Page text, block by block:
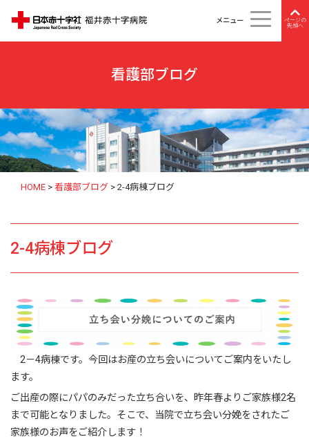
メニュー
ページの
先頭へ
看護部ブログ
HOME > 看護部ブログ > 2-4病棟ブログ
2-4病棟ブログ
2－4病棟です。今回はお産の立ち会いについてご案内をいたし
ます。
ご出産の際にパパのみだった立ち合いを、昨年春よりご家族様2名
まで可能となりました。そこで、当院で立ち会い分娩をされたご
家族様のお声をご紹介します！